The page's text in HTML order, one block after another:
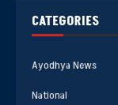
CATEGORIES
Ayodhya News
National